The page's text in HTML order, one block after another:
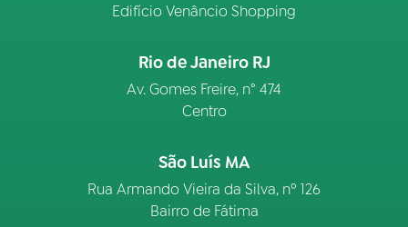
Edifício Venâncio Shopping
Rio de Janeiro RJ
Av. Gomes Freire, n° 474
Centro
São Luís MA
Rua Armando Vieira da Silva, nº 126
Bairro de Fátima